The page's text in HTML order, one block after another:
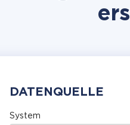
DATENQUELLE
System